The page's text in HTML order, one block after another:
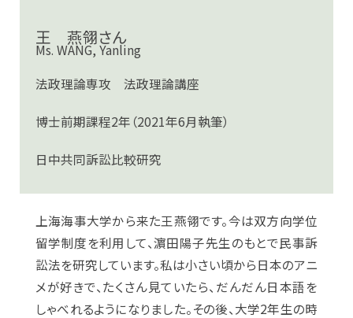
王 燕翎さん
Ms. WANG, Yanling
法政理論専攻 法政理論講座
博士前期課程2年（2021年6月執筆）
日中共同訴訟比較研究
上海海事大学から来た王燕翎です。今は双方向学位
留学制度を利用して、濵田陽子先生のもとで民事訴
訟法を研究しています。私は小さい頃から日本のアニ
メが好きで、たくさん見ていたら、だんだん日本語を
しゃべれるようになりました。その後、大学2年生の時